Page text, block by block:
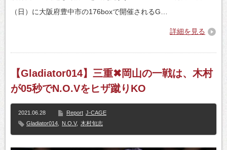
（日）に大阪府豊中市の176boxで開催されるG…
詳細を見る
【Gladiator014】三重✖岡山の一戦は、木村
が05秒でN.O.Vをヒザ蹴りKO
2021.06.28 Report J-CAGE
Gladiator014
N.O.V, 木村旬志